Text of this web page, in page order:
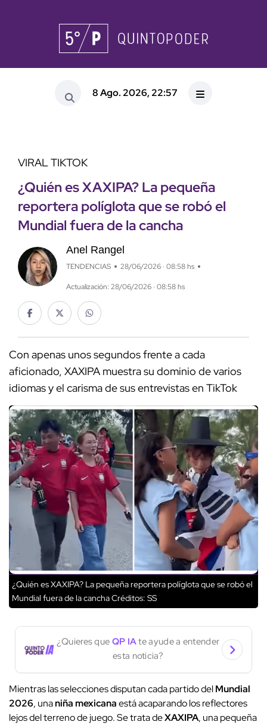
8 Ago. 2026, 22:57
VIRAL TIKTOK
¿Quién es XAXIPA? La pequeña
reportera políglota que se robó el
Mundial fuera de la cancha
Anel Rangel
TENDENCIAS 28/06/2026 · 08:58 hs
Actualización: 28/06/2026 · 08:58 hs
Con apenas unos segundos frente a cada
aficionado, XAXIPA muestra su dominio de varios
idiomas y el carisma de sus entrevistas en TikTok
¿Quién es XAXIPA? La pequeña reportera políglota que se robó el
Mundial fuera de la canchaCréditos: SS
¿Quieres que QP IAte ayude a entender
esta noticia?
Mientras las selecciones disputan cada partido delMundial
2026, unaniña mexicanaestá acaparando los reflectores
lejos del terreno de juego. Se trata deXAXIPA, una pequeña